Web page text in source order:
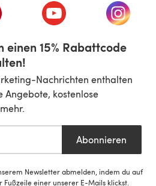
neuen Tab)
sich in einem neuen Tab)
(öffnet sich in einem
(öffnet
einen 15% Rabattcode
Nachrichten enthalten
Angebote, kostenlose
Abonnieren
Newsletter abmelden, indem du auf
einer unserer E-Mails klickst.